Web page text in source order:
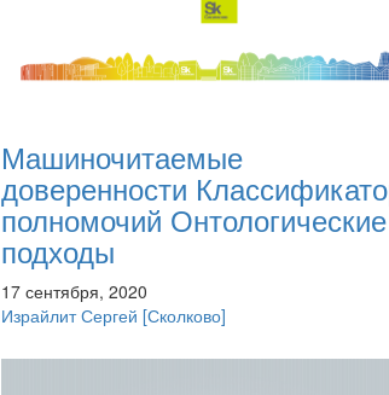
Машиночитаемые
доверенности
полномочий Онтологические
подходы
17 сентября, 2020
Израйлит Сергей [Сколково]